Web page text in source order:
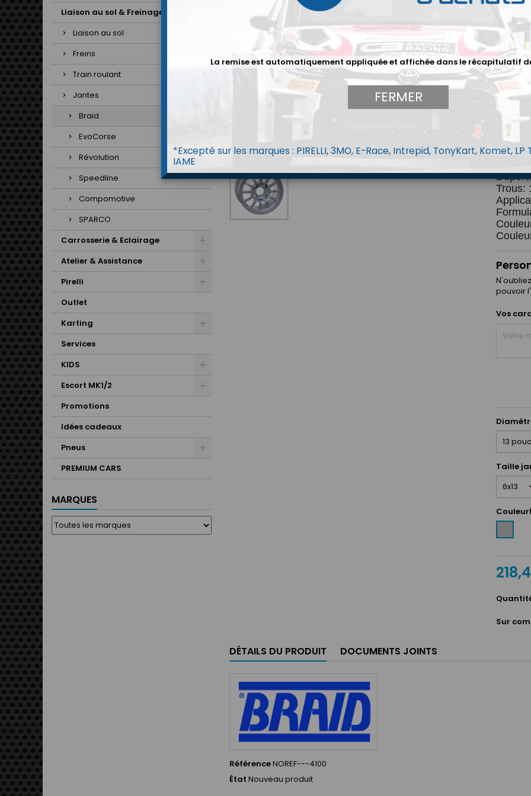
Liaison au sol & Freinage
Liaison au sol
Freins
Train roulant
Jantes
Braid
EvoCorse
Révolution
Speedline
Compomotive
SPARCO
Carrosserie & Eclairage
Atelier & Assistance
Pirelli
Outlet
Karting
Services
KIDS
Escort MK1/2
Promotions
Idées cadeaux
Pneus
PREMIUM CARS
MARQUES
La
à
traités
une
qu'un
gros
Trous:
pouvoir
Vos
Taille
Sur
DÉTAILS DU PRODUIT DOCUMENTS JOINTS
RéférenceNOREF---4100
État Nouveau produit
La remise est automatiquement appliquée et affichée dans le récapitulatif
FERMER
*Excepté sur les marques : PIRELLI, 3MO, E-Race, Intrepid, TonyKart, Komet, LP
IAME